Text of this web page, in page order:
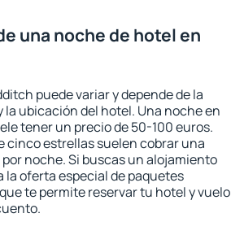
una noche de hotel en
puede variar y depende de la
ubicación del hotel. Una noche en
tener un precio de 50-100 euros.
cinco estrellas suelen cobrar una
noche. Si buscas un alojamiento
la oferta especial de paquetes
te permite reservar tu hotel y vuelo